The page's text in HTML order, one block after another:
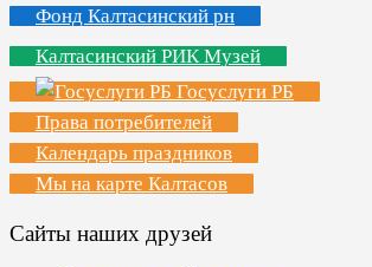
Фонд Калтасинский рн
Калтасинский РИК Музей
Госуслуги РБ
Права потребителей
Календарь праздников
Мы на карте Калтасов
Сайты наших друзей